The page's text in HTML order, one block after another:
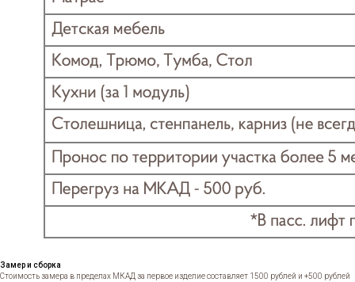
Замер и сборка
Стоимость замера в пределах МКАД за первое изделие составляет 1500 рублей и +500 рублей